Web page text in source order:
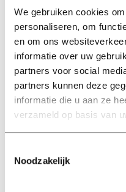
We gebruiken cookies
personaliseren, om
en om ons
informatie over uw
partners voor social
partners kunnen deze
informatie die u aan ze
verzameld op basis van
Noodzakelijk
erkennen en waarderen,
zijn positief. Postdocs
hebben vaak een
werken meestal op een
kennelijk niet dat het er
Ook hoogleraren geven
aan de huidige situatie.
iets minder vertrouwen